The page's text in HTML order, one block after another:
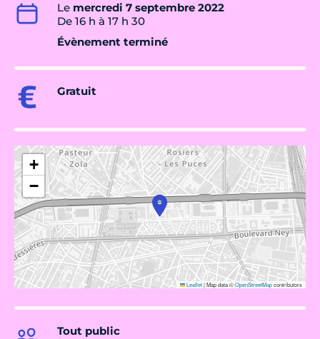
Le mercredi 7 septembre 2022
De 16 h à 17 h 30
Évènement terminé
Gratuit
+
−
Leaflet|Map data ©OpenStreetMapcontributors
Tout public